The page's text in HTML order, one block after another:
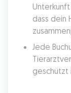
dass dein
Jede
geschützt